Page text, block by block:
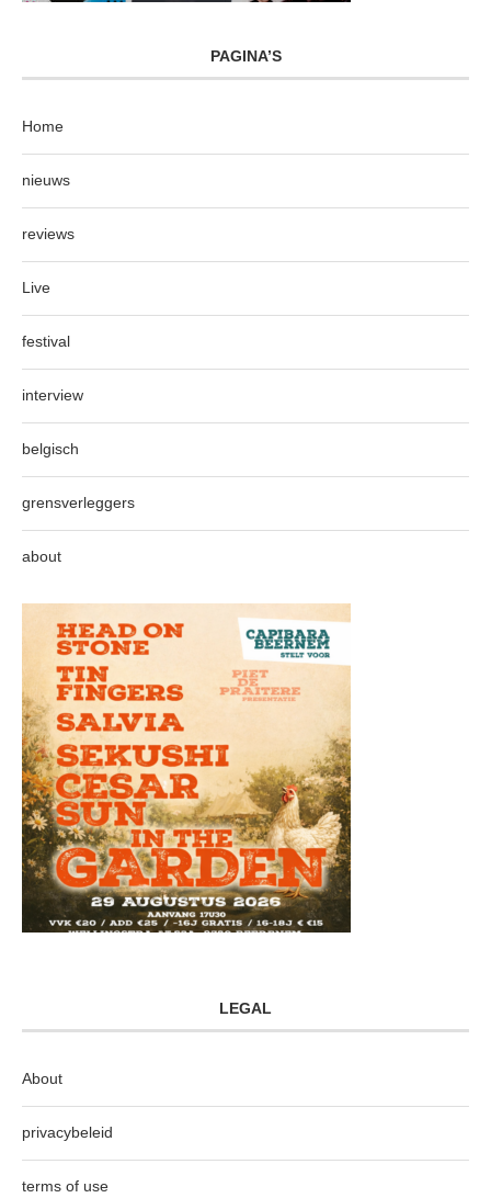
PAGINA’S
Home
nieuws
reviews
Live
festival
interview
belgisch
grensverleggers
about
LEGAL
About
privacybeleid
terms of use